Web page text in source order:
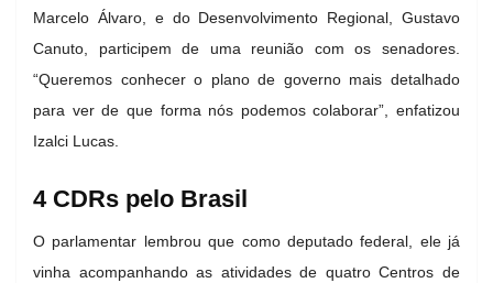
Marcelo Álvaro, e do Desenvolvimento Regional, Gustavo
Canuto, participem de uma reunião com os senadores.
“Queremos conhecer o plano de governo mais detalhado
para ver de que forma nós podemos colaborar”, enfatizou
Izalci Lucas.
4 CDRs pelo Brasil
O parlamentar lembrou que como deputado federal, ele já
vinha acompanhando as atividades de quatro Centros de